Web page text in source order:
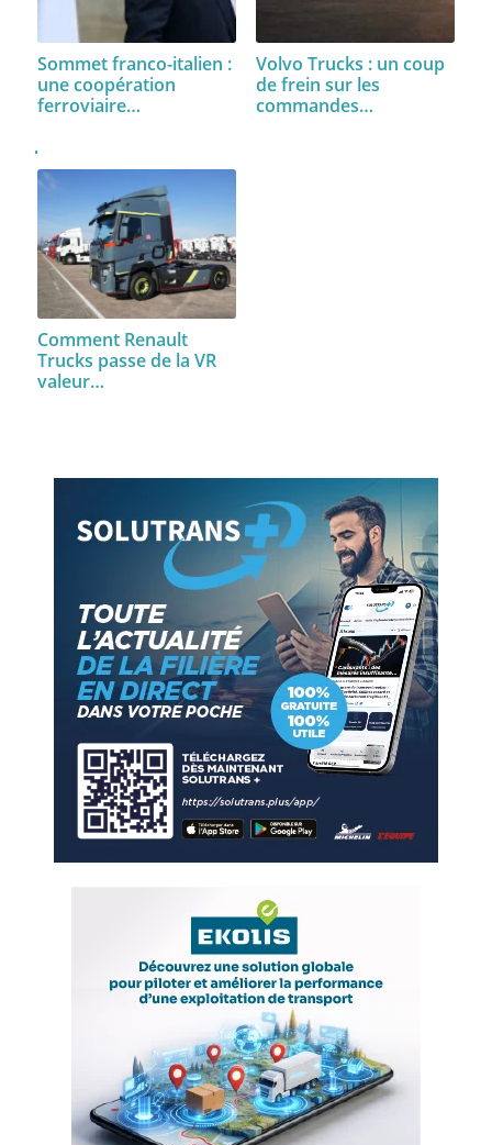
Sommet franco-italien :
une coopération
ferroviaire…
Volvo Trucks : un coup
de frein sur les
commandes…
Comment Renault
Trucks passe de la VR
valeur…